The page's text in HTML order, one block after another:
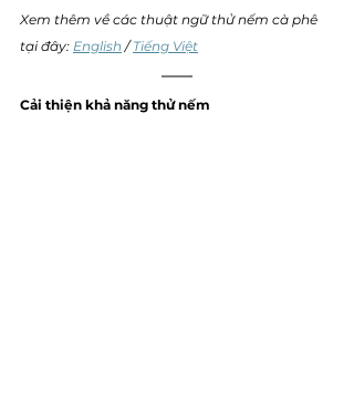
Xem thêm về các thuật ngữ thử nếm cà phê
tại đây: English / Tiếng Việt
Cải thiện khả năng thử nếm